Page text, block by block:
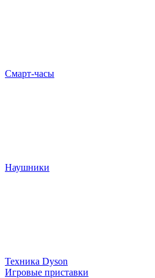
Смарт-часы
Наушники
Техника Dyson
Игровые приставки